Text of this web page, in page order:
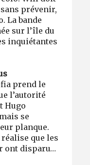
prévenir,
La bande
sur l’île du
inquiétantes
prend le
l’autorité
Hugo
se
planque.
que les
ont disparu…